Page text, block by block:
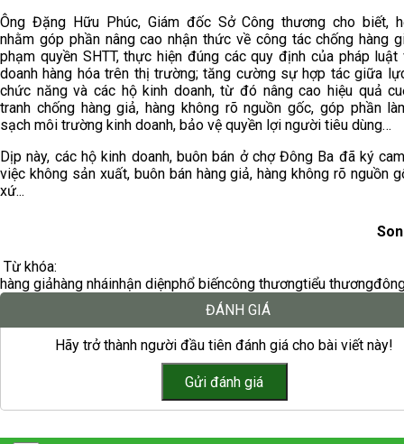
Ông Đặng Hữu Phúc, Giám đốc Sở Công thương cho biết,
nhằm góp phần nâng cao nhận thức về công tác chống hàng
phạm quyền SHTT, thực hiện đúng các quy định của pháp luật
doanh hàng hóa trên thị trường; tăng cường sự hợp tác giữa
chức năng và các hộ kinh doanh, từ đó nâng cao hiệu quả
tranh chống hàng giả, hàng không rõ nguồn gốc, góp phần
sạch môi trường kinh doanh, bảo vệ quyền lợi người tiêu dùng…
Dịp này, các hộ kinh doanh, buôn bán ở chợ Đông Ba đã ký
việc không sản xuất, buôn bán hàng giả, hàng không rõ nguồn
xứ...
Từ khóa:
hàng giảhàng nháinhận diệnphổ biếncông thươngtiểu thương
ĐÁNH GIÁ
Hãy trở thành người đầu tiên đánh giá cho bài viết này!